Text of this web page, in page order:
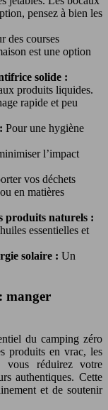
pensez à bien les
des courses
est une option
solide :
produits liquides.
rapide et peu
Pour une hygiène
l’impact
vos déchets
en matières
produits naturels :
essentielles et
solaire : Un
manger
du camping zéro
produits en vrac, les
vous réduirez votre
authentiques. Cette
et de soutenir